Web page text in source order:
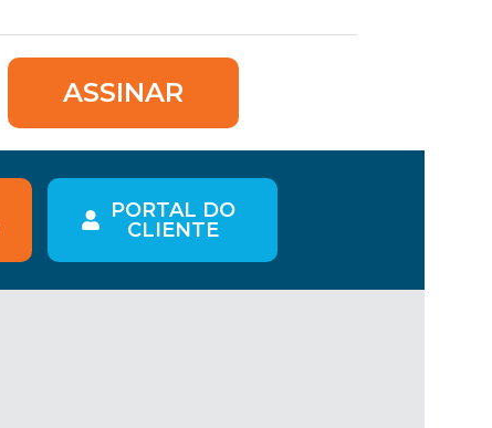
ASSINAR
PORTAL DO
CLIENTE